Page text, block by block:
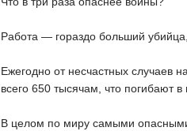
Работа — гораздо больший
Ежегодно от несчастных случаев
всего 650 тысячам, что погибают в
В целом по миру самыми